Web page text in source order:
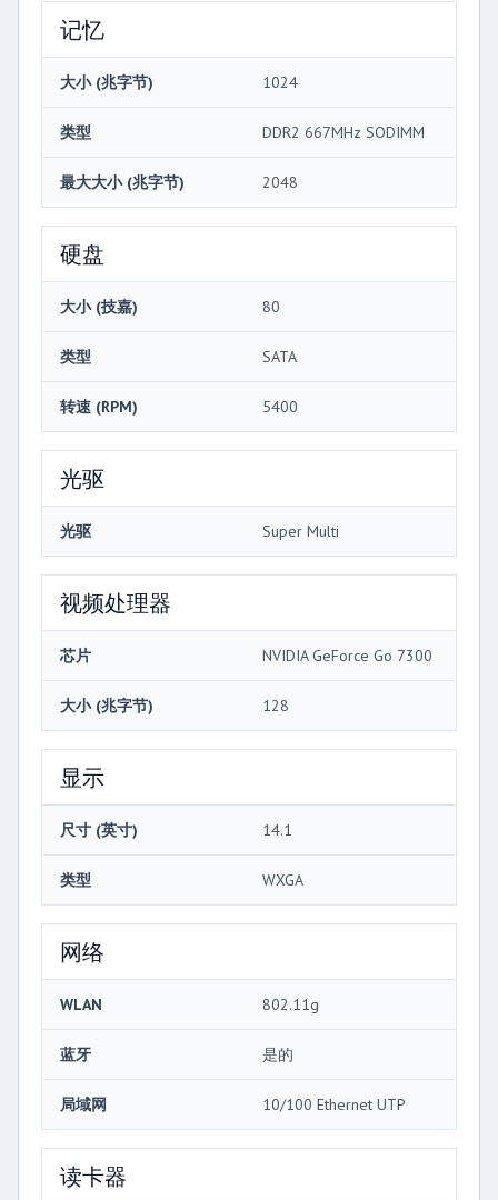
记忆
大小 (兆字节) 1024
类型 DDR2 667MHz SODIMM
最大大小 (兆字节) 2048
硬盘
大小 (技嘉) 80
类型 SATA
转速 (RPM) 5400
光驱
光驱 Super Multi
视频处理器
芯片 NVIDIA GeForce Go 7300
大小 (兆字节) 128
显示
尺寸 (英寸) 14.1
类型 WXGA
网络
WLAN 802.11g
蓝牙 是的
局域网 10/100 Ethernet UTP
读卡器